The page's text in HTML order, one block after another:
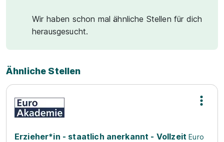
Wir haben schon mal ähnliche Stellen für dich
herausgesucht.
Ähnliche Stellen
Erzieher*in - staatlich anerkannt - Vollzeit Euro